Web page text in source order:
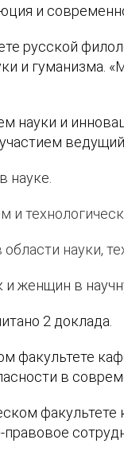
и
русской
и гуманизма.
науки и
науке.
и
науки,
женщин в
2 доклада.
факультете
в
факультете